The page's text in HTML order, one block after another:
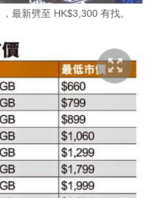
最新劈至 HK$3,300 有找。